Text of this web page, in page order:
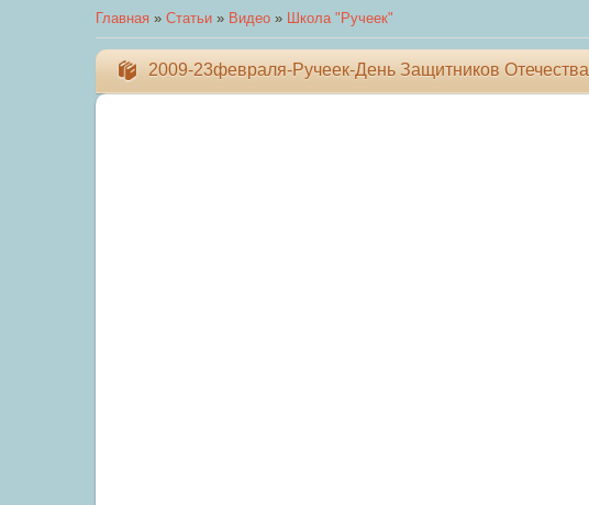
Главная » Статьи » Видео » Школа "Ручеек"
2009-23февраля-Ручеек-День Защитников Отечества